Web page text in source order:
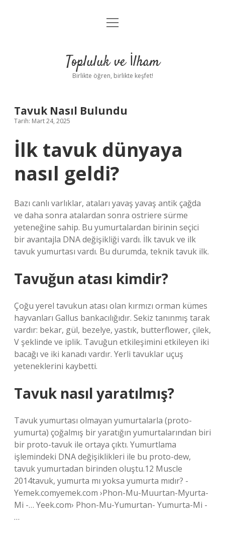
Anasayfa
Yasal Uyarı
menüyü
Topluluk ve İlham
Birlikte öğren, birlikte keşfet!
Tavuk Nasıl Bulundu
Tarih: Mart 24, 2025
İlk tavuk dünyaya
nasıl geldi?
Bazı canlı varlıklar, ataları yavaş yavaş antik çağda
ve daha sonra atalardan sonra ostriere sürme
yeteneğine sahip. Bu yumurtalardan birinin seçici
bir avantajla DNA değişikliği vardı. İlk tavuk ve ilk
tavuk yumurtası vardı. Bu durumda, teknik tavuk ilk.
Tavuğun atası kimdir?
Çoğu yerel tavukun atası olan kırmızı orman kümes
hayvanları Gallus bankacılığıdır. Sekiz tanınmış tarak
vardır: bekar, gül, bezelye, yastık, butterflower, çilek,
V şeklinde ve iplik. Tavuğun etkileşimini etkileyen iki
bacağı ve iki kanadı vardır. Yerli tavuklar uçuş
yeteneklerini kaybetti.
Tavuk nasıl yaratılmış?
Tavuk yumurtası olmayan yumurtalarla (proto-
yumurta) çoğalmış bir yaratığın yumurtalarından biri
bir proto-tavuk ile ortaya çıktı. Yumurtlama
işlemindeki DNA değişiklikleri ile bu proto-dew,
tavuk yumurtadan birinden oluştu.12 Muscle
2014tavuk, yumurta mı yoksa yumurta mıdır? -
Yemek.comyemek.com ›Phon-Mu-Muurtan-Myurta-
Mi -… Yeek.com› Phon-Mu-Yumurtan- Yumurta-Mi -
…